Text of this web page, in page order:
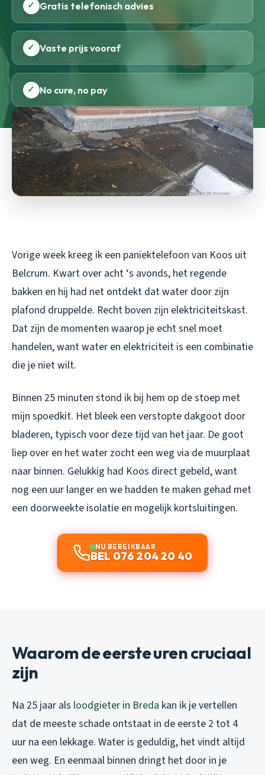
✓ Gratis telefonisch advies
✓ Vaste prijs vooraf
✓ No cure, no pay
Vorige week kreeg ik een paniektelefoon van Koos uit
Belcrum. Kwart over acht ‘s avonds, het regende
bakken en hij had net ontdekt dat water door zijn
plafond druppelde. Recht boven zijn elektriciteitskast.
Dat zijn de momenten waarop je echt snel moet
handelen, want water en elektriciteit is een combinatie
die je niet wilt.
Binnen 25 minuten stond ik bij hem op de stoep met
mijn spoedkit. Het bleek een verstopte dakgoot door
bladeren, typisch voor deze tijd van het jaar. De goot
liep over en het water zocht een weg via de muurplaat
naar binnen. Gelukkig had Koos direct gebeld, want
nog een uur langer en we hadden te maken gehad met
een doorweekte isolatie en mogelijk kortsluitingen.
NU BEREIKBAAR
BEL 076 204 20 40
Waarom de eerste uren cruciaal
zijn
Na 25 jaar als loodgieter in Breda kan ik je vertellen
dat de meeste schade ontstaat in de eerste 2 tot 4
uur na een lekkage. Water is geduldig, het vindt altijd
een weg. En eenmaal binnen dringt het door in je